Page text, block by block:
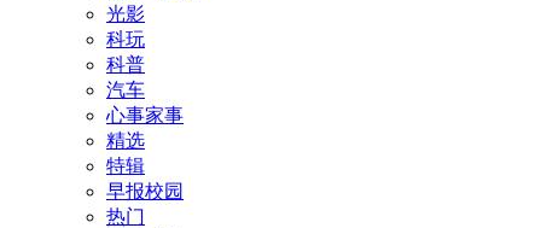
光影
科玩
科普
汽车
心事家事
精选
特辑
早报校园
热门